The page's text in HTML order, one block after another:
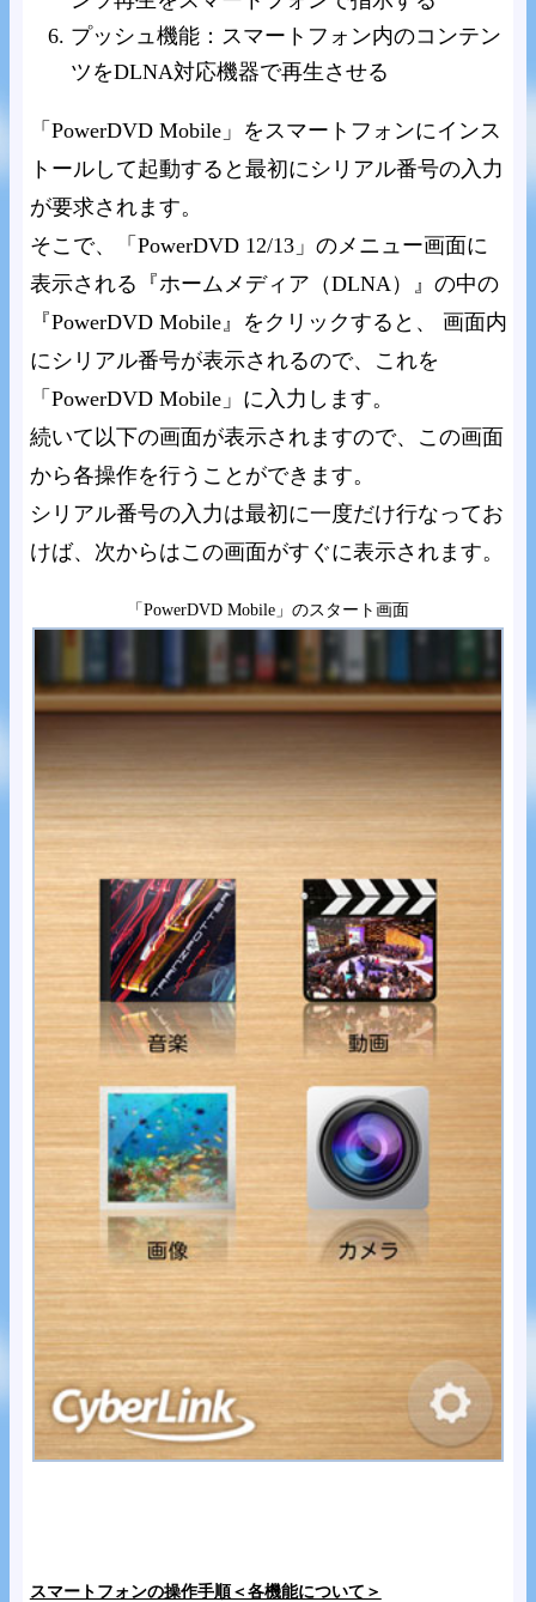
プッシュ機能：スマートフォン内のコンテン
ツをDLNA対応機器で再生させる
「PowerDVD Mobile」をスマートフォンにインス
トールして起動すると最初にシリアル番号の入力
が要求されます。
そこで、「PowerDVD 12/13」のメニュー画面に
表示される『ホームメディア（DLNA）』の中の
『PowerDVD Mobile』をクリックすると、 画面内
にシリアル番号が表示されるので、これを
「PowerDVD Mobile」に入力します。
続いて以下の画面が表示されますので、この画面
から各操作を行うことができます。
シリアル番号の入力は最初に一度だけ行なってお
けば、次からはこの画面がすぐに表示されます。
「PowerDVD Mobile」のスタート画面
スマートフォンの操作手順＜各機能について＞